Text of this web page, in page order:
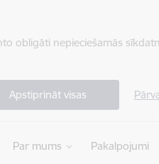
obligāti nepieciešamās
Apstiprināt visas
Par mums Pakalpojumi